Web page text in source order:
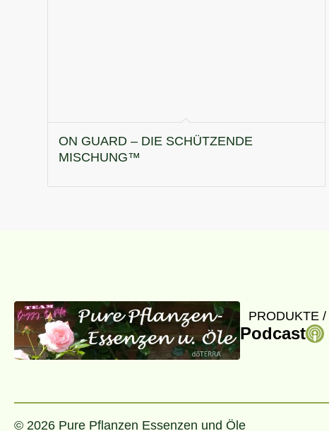
ON GUARD – DIE SCHÜTZENDE
MISCHUNG™
PRODUKTE
Podcast
© 2026 Pure Pflanzen Essenzen und Öle